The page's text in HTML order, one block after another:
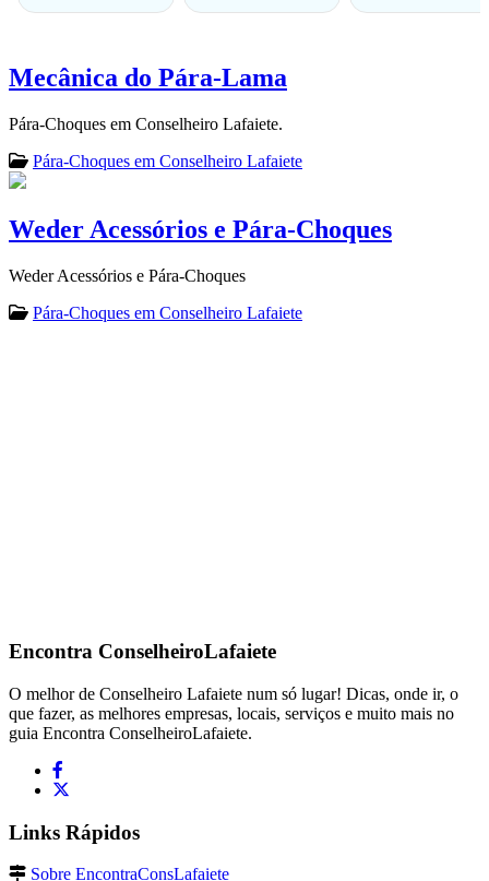
Mecânica do Pára-Lama
Pára-Choques em Conselheiro Lafaiete.
Pára-Choques em Conselheiro Lafaiete
Weder Acessórios e Pára-Choques
Weder Acessórios e Pára-Choques
Pára-Choques em Conselheiro Lafaiete
Encontra ConselheiroLafaiete
O melhor de Conselheiro Lafaiete num só lugar! Dicas, onde ir, o
que fazer, as melhores empresas, locais, serviços e muito mais no
guia Encontra ConselheiroLafaiete.
Links Rápidos
Sobre EncontraConsLafaiete